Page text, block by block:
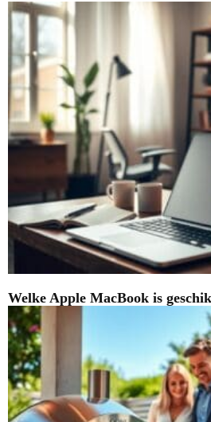
Welke Apple MacBook is